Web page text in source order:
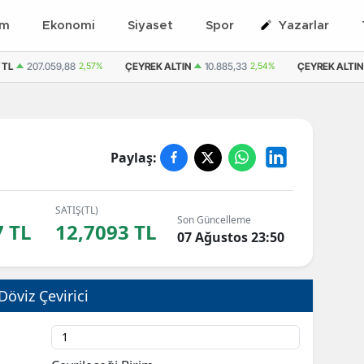
Ekonomi Siyaset Spor Yazarlar
TL 207.059,88 2,57% ÇEYREK ALTIN 10.885,33 2,54% ÇEYREK
Paylaş:
TL
SATIŞ(TL)
12,7093 TL Son Güncelleme
07 Ağustos 23:50
Çevirici